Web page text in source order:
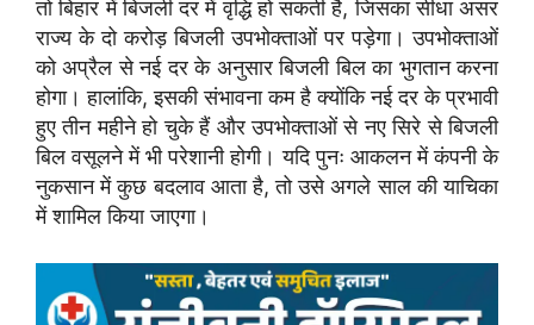
तो बिहार में बिजली दर में वृद्धि हो सकती है, जिसका सीधा असर
राज्य के दो करोड़ बिजली उपभोक्ताओं पर पड़ेगा। उपभोक्ताओं
को अप्रैल से नई दर के अनुसार बिजली बिल का भुगतान करना
होगा। हालांकि, इसकी संभावना कम है क्योंकि नई दर के प्रभावी
हुए तीन महीने हो चुके हैं और उपभोक्ताओं से नए सिरे से बिजली
बिल वसूलने में भी परेशानी होगी। यदि पुनः आकलन में कंपनी के
नुकसान में कुछ बदलाव आता है, तो उसे अगले साल की याचिका
में शामिल किया जाएगा।